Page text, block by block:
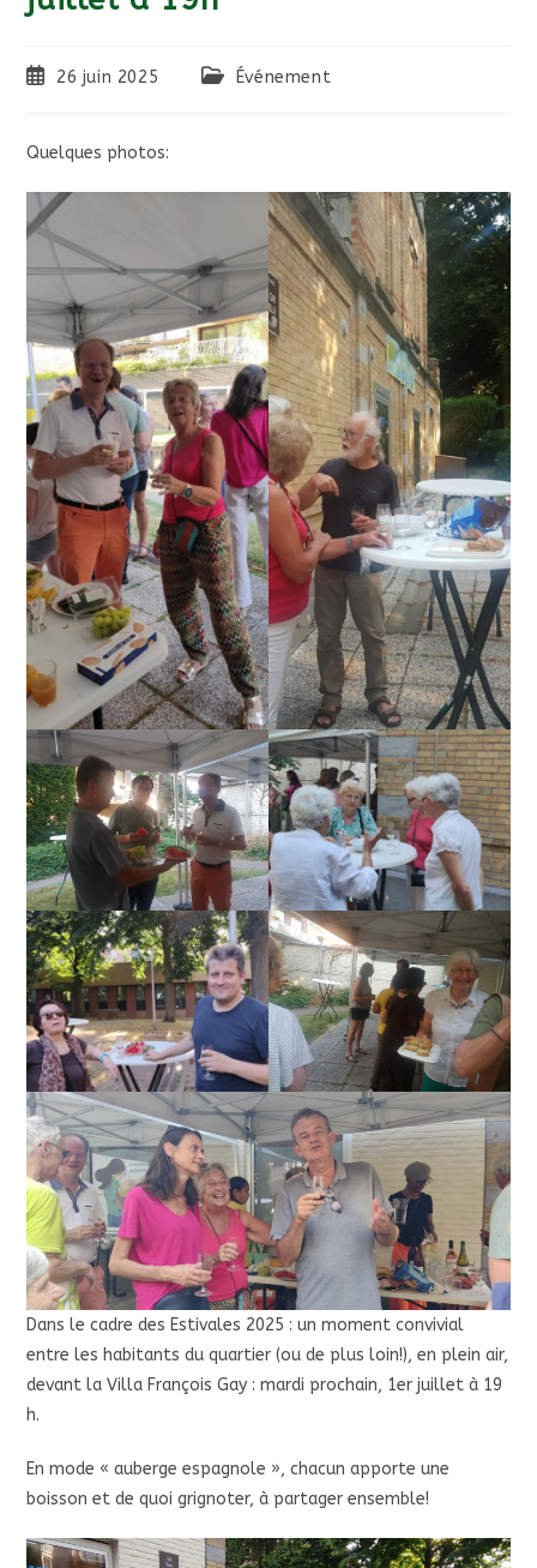
Publication
26 juin 2025
PostÉvénement
Quelques photos:
Dans le cadre des Estivales 2025 : un moment convivial
entre les habitants du quartier (ou de plus loin!), en plein air,
devant la Villa François Gay : mardi prochain, 1er juillet à 19
h.
En mode « auberge espagnole », chacun apporte une
boisson et de quoi grignoter, à partager ensemble!